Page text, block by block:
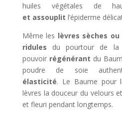
huiles végétales de
et assouplit l’épiderme
Même les lèvres sèches
ridules du pourtour de la
pouvoir régénérant du
poudre de soie
élasticité. Le Baume pour
lèvres la douceur du velours
et fleuri pendant longtemps.